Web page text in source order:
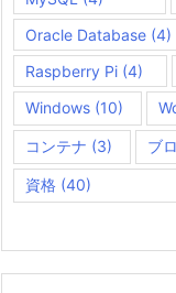
Oracle Database (4)
Raspberry Pi (4)
Windows (10)
コンテナ (3) ブ
資格 (40)